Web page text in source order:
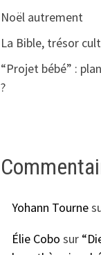
Noël autrement
La Bible, trésor
“Projet bébé” :
?
Yohann Tourne
Élie Cobo sur